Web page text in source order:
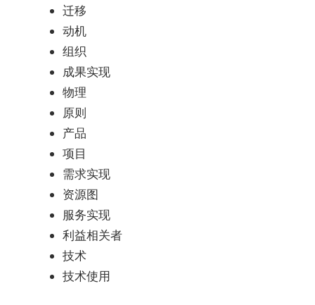
迁移
动机
组织
成果实现
物理
原则
产品
项目
需求实现
资源图
服务实现
利益相关者
技术
技术使用